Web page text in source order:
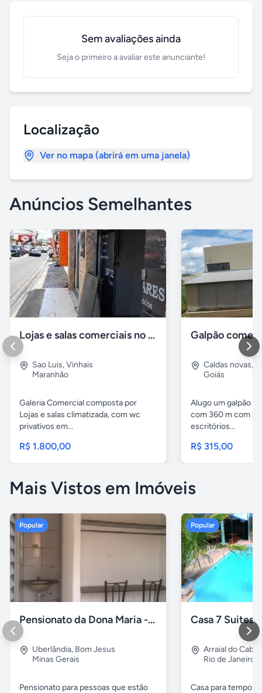
Sem avaliações ainda
Seja o primeiro a avaliar este anunciante!
Localização
Ver no mapa (abrirá em uma janela)
Anúncios Semelhantes
Lojas e salas comerciais no vinhais
Sao Luis,Vinhais
Maranhão
Galeria Comercial composta por
Lojas e salas climatizada, com wc
privativos em...
R$ 1.800,00
Galpão
Caldas novas,
Goiás
Alugo um galpão
com 360 m com 2
escritórios...
R$ 315,00
Mais Vistos em Imóveis
Popular
Pensionato da Dona Maria - Uberlândia/MG
Uberlândia, Bom Jesus
Minas Gerais
Pensionato para pessoas que estão
Popular
Arraial do Cabo
Rio de Janeiro
Casa para